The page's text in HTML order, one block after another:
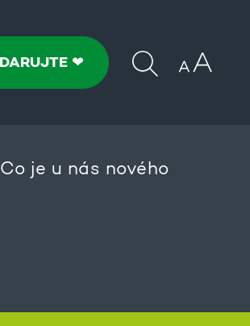
DARUJTE ❤
Co je u nás nového